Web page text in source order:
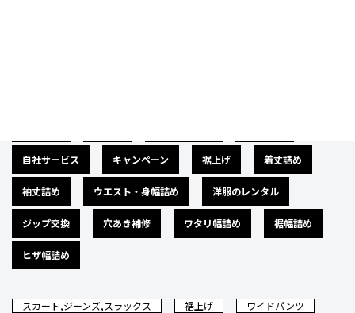
自社サービス キャンペーン 裾上げ 着丈詰め
袖丈詰め ウエスト・身幅詰め 洋服のレンタル
ジップ交換 穴あき補修 ワタリ幅詰め 裾幅詰め
ヒザ幅詰め
スカート,ジーンズ,スラックス 裾上げ
ワイドパンツ